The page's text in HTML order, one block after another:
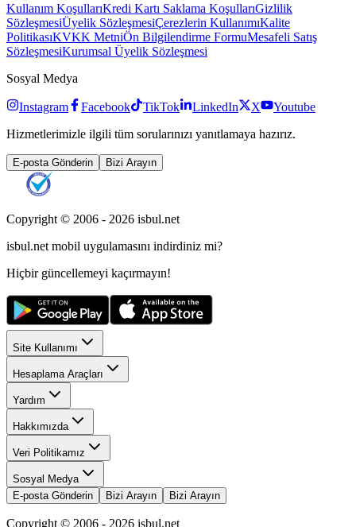
Kullanım KoşullarıKredi Kartı Saklama KoşullarıGizlilik
SözleşmesiÜyelik SözleşmesiÇerezlerin KullanımıKalite
PolitikasıKVKK MetniÖn Bilgilendirme FormuMesafeli Satış
SözleşmesiKurumsal Üyelik Sözleşmesi
Sosyal Medya
Instagram Facebook TikTok LinkedIn X
Youtube
Hizmetlerimizle ilgili tüm sorularınızı yanıtlamaya hazırız.
E-posta Gönderin Bizi Arayın
Copyright © 2006 - 2026 isbul.net
isbul.net mobil uygulamasını indirdiniz mi?
Hiçbir güncellemeyi kaçırmayın!
Site Kullanımı
Hesaplama Araçları
Yardım
Hakkımızda
Veri Politikamız
Sosyal Medya
E-posta Gönderin
Bizi Arayın Bizi Arayın
Copyright © 2006 - 2026 isbul.net